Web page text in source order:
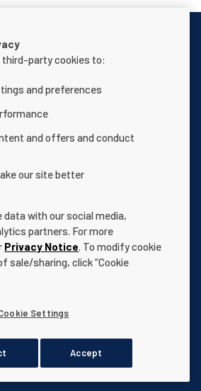
Déclaration de confidentialité
du site Web
déposés ou non de tierces parties sont la
Tous droits réservés.
third-party cookies to:
and preferences
and offers and conduct
our site better
data with our social media,
partners. For more
Privacy Notice. To modify cookie
sale/sharing, click “Cookie
Settings
Accept